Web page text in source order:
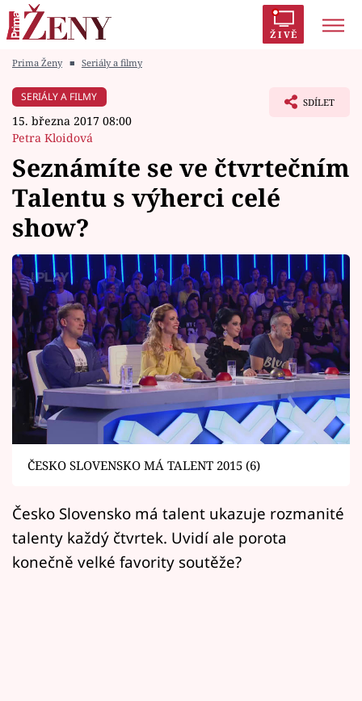
ŽIVĚ
Módní alarm
Témata
Celebrity
Vztahy
Seriály
Horoskopy
Sledujte prima+
Filmový festival Karlovy Vary
Mámy sobě
Přihlášení
Prima Ženy ■ Seriály a filmy
SERIÁLY A FILMY
15. března 2017 08:00
Petra Kloidová
SDÍLET
Seznámíte se ve čtvrtečním
Talentu s výherci celé
show?
ČESKO SLOVENSKO MÁ TALENT 2015 (6)
Česko Slovensko má talent ukazuje rozmanité
talenty každý čtvrtek. Uvidí ale porota
konečně velké favority soutěže?